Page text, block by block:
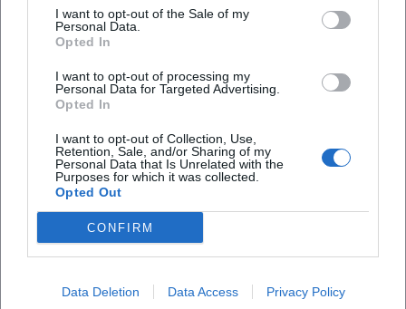
I want to opt-out of the Sale of my
Personal Data.
Opted In
I want to opt-out of processing my
Personal Data for Targeted Advertising.
Opted In
I want to opt-out of Collection, Use,
Retention, Sale, and/or Sharing of my
Personal Data that Is Unrelated with the
Purposes for which it was collected.
Opted Out
CONFIRM
Data Deletion Data Access Privacy Policy
jenen Titeln, die Kinder früh an eigenständige Lektüre
heranführen: klar strukturierte Kapitel, hohe
Identifikationsangebote und ein gesunder Humor, der nie
von oben herab wirkt. Durch die Lesbarkeit seiner Texte
werden Bücher zum Familienritual: vorlesen, mitsprechen,
erinnert und die Textmotive im Gedächtnis verankert.
Die Preise und Auszeichnungen – u. a. Leipziger
Lesekompass (2013, 2015) und der Siegener Preis für
Stellenwert in Schule, Bibliothek und Buchhandel. Hinzu
kommen Festivalauftritte und Literaturabende, deren
Lesen hinaus hör- und erlebbar macht.